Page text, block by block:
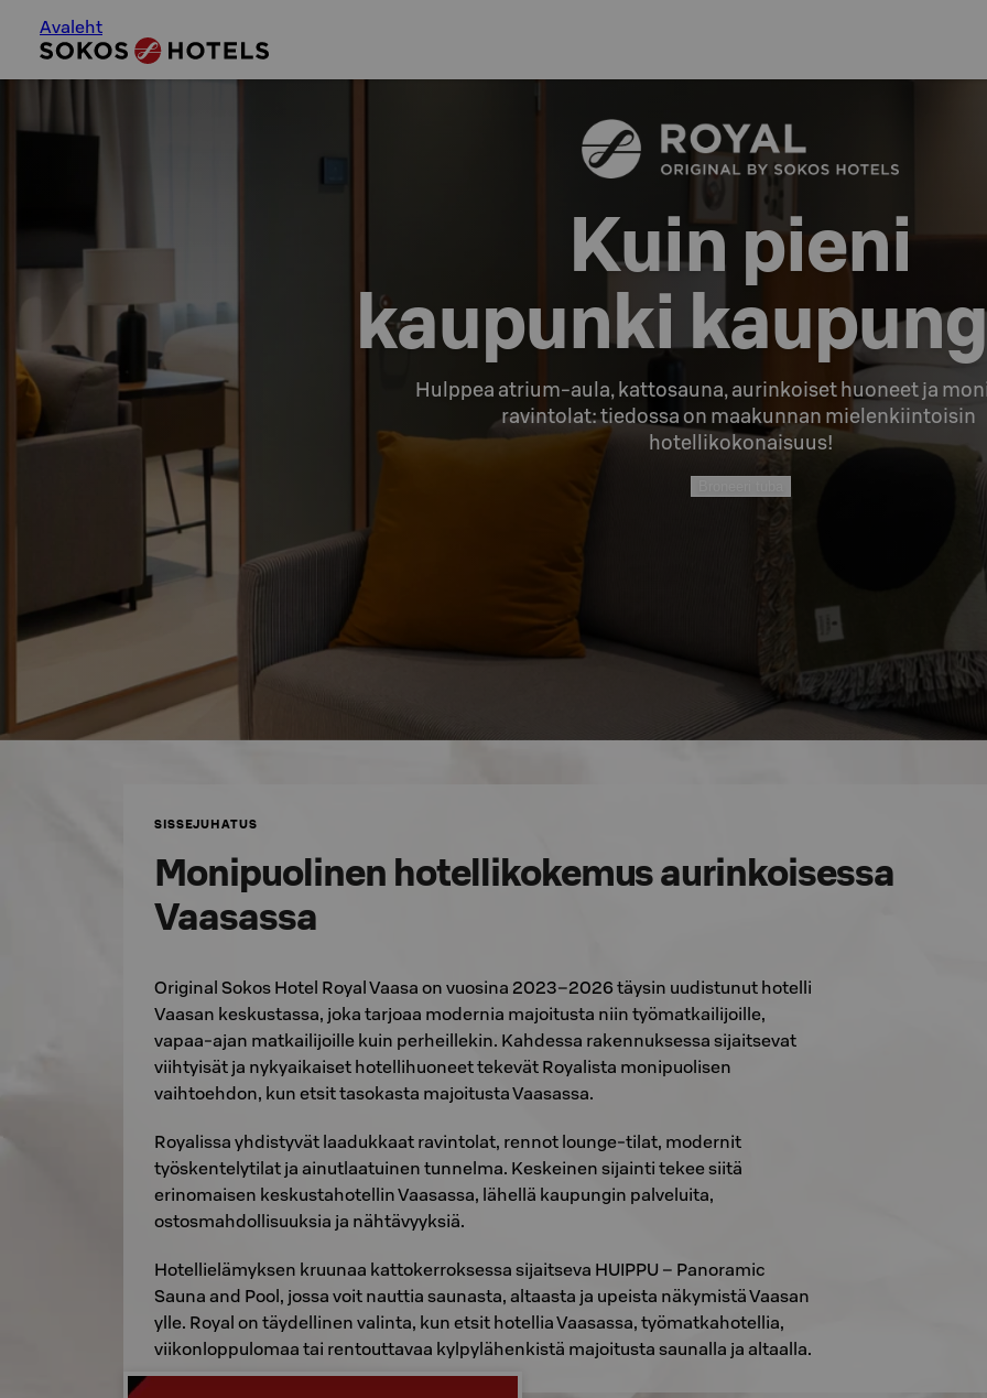
Avaleht
Kuin pieni
kaupunki
Hulppea atrium-aula, kattosauna, aurinkoiset huoneet ja
ravintolat: tiedossa on maakunnan mielenkiintoisin
hotellikokonaisuus!
SISSEJUHATUS
Monipuolinen hotellikokemus aurinkoisessa
Vaasassa
Original Sokos Hotel Royal Vaasa on vuosina 2023–2026 täysin uudistunut hotelli
Vaasan keskustassa, joka tarjoaa modernia majoitusta niin työmatkailijoille,
vapaa-ajan matkailijoille kuin perheillekin. Kahdessa rakennuksessa sijaitsevat
viihtyisät ja nykyaikaiset hotellihuoneet tekevät Royalista monipuolisen
vaihtoehdon, kun etsit tasokasta majoitusta Vaasassa.
Royalissa yhdistyvät laadukkaat ravintolat, rennot lounge-tilat, modernit
työskentelytilat ja ainutlaatuinen tunnelma. Keskeinen sijainti tekee siitä
erinomaisen keskustahotellin Vaasassa, lähellä kaupungin palveluita,
ostosmahdollisuuksia ja nähtävyyksiä.
Hotellielämyksen kruunaa kattokerroksessa sijaitseva HUIPPU – Panoramic
Sauna and Pool, jossa voit nauttia saunasta, altaasta ja upeista näkymistä Vaasan
ylle. Royal on täydellinen valinta, kun etsit hotellia Vaasassa, työmatkahotellia,
viikonloppulomaa tai rentouttavaa kylpylähenkistä majoitusta saunalla ja altaalla.